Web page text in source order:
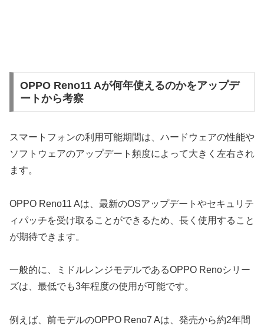
OPPO Reno11 Aが何年使えるのかをアップデ
ートから考察
スマートフォンの利用可能期間は、ハードウェアの性能や
ソフトウェアのアップデート頻度によって大きく左右され
ます。
OPPO Reno11 Aは、最新のOSアップデートやセキュリテ
ィパッチを受け取ることができるため、長く使用すること
が期待できます。
一般的に、ミドルレンジモデルであるOPPO Renoシリー
ズは、最低でも3年程度の使用が可能です。
例えば、前モデルのOPPO Reno7 Aは、発売から約2年間